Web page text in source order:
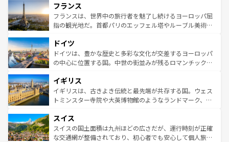
ませてくれるイタリアで、忘れられない旅をしてみよう！
なお、新着のイタリア情報はコンテンツ一覧 を参照してほ
しい。
文化が根付くこの国では、情熱的なフラメンコ、熱気あふ
れる闘牛、そして美味しいタパスが生活の一部となってい
る。首都マドリードの洗練された雰囲気や、バルセロナの
の城塞都市、穏やかなビーチリゾートまで多彩な表情を見
せる。地方によって風土や気候が異なるスペインはその個
性で訪れる人を魅了する。 なお、新着のスペイン情報はコ
フランス
フランスは、世界中の旅行者を魅了し続けるヨーロッパ屈
指の観光地だ。首都パリのエッフェル塔やルーブル美術館
で、幅広い魅力が詰まっている。華麗な宮殿、歴史的な大
聖堂、美しいビーチ、そして豊かな自然が、訪れる者を心
から魅了する。また、フランスは美食の国としても知ら
いる。シャンパンの発祥地であるランス、プロヴァンスの
香り高いラベンダー畑など、多彩な楽しみ方が可能だ。さ
らに、パリ以外の地域にも魅力が溢れており、どの街角に
れる地方に足を運ぶとそれぞれで全く異なる文化を体験で
きるだろう。 なお、新着のフランス情報はコンテンツ一覧
を参照してほしい。
ドイツ
ドイツは、豊かな歴史と多彩な文化が交差するヨーロッパ
の中心に位置する国。中世の街並みが残るロマンチック街
顔を持つこの国は、どこを歩いても飽きることがない。ベ
ルリンの文化的活気、バイエルン州のアルプスの絶景、そ
してライン川沿いのワイン畑といった風景は必見。ビール
は、お酒好きな人にはぜひ体験してほしい。 なお、新着の
ドイツ情報はコンテンツ一覧を参照してほしい。
イギリス
イギリスは、古きよき伝統と最先端が共存する国。ウェス
トミンスター寺院や大英博物館のようなランドマーク、歴
リアごとに異なる魅力がある。また、優雅なアフタヌーン
ティー、ビール好きにはたまらない英国パブ、サッカー観
戦など、本場だからこそできる体験も豊富。イギリスを旅
スイス
スイスの国土面積は九州ほどの広さだが、運行時刻が正確
な交通網が整備されており、初心者でも安心して個人旅行